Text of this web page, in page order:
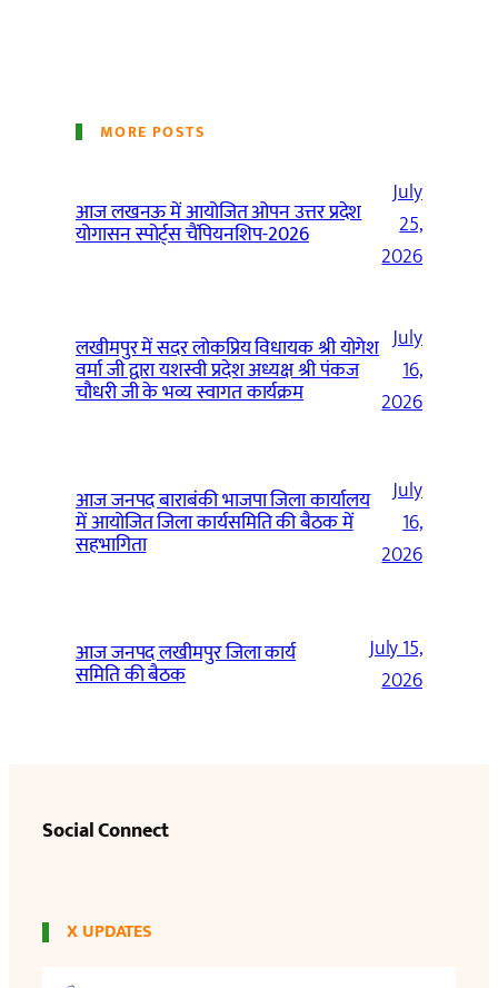
MORE POSTS
आज लखनऊ में आयोजित ओपन उत्तर प्रदेश
योगासन स्पोर्ट्स चैंपियनशिप-2026
July
25,
2026
लखीमपुर में सदर लोकप्रिय विधायक श्री योगेश
वर्मा जी द्वारा यशस्वी प्रदेश अध्यक्ष श्री पंकज
चौधरी जी के भव्य स्वागत कार्यक्रम
July
16,
2026
आज जनपद बाराबंकी भाजपा जिला कार्यालय
में आयोजित जिला कार्यसमिति की बैठक में
सहभागिता
July
16,
2026
आज जनपद लखीमपुर जिला कार्य
समिति की बैठक
July 15,
2026
Social Connect
X UPDATES